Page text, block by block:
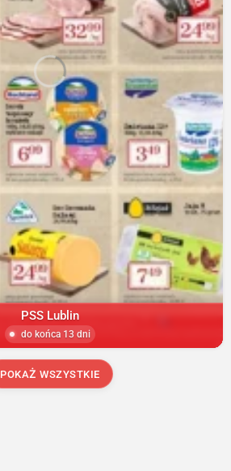
PSS Lublin
do końca 13 dni
POKAŻ WSZYSTKIE